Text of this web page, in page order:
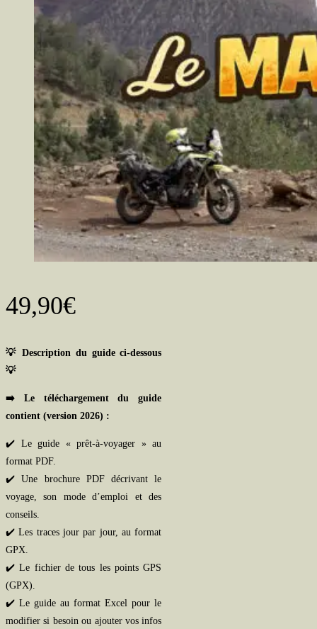
49,90€
💡 Description du guide ci-dessous
💡
➡️ Le téléchargement du guide
contient (version 2026) :
✔️ Le guide « prêt-à-voyager » au
format PDF.
✔️ Une brochure PDF décrivant le
voyage, son mode d’emploi et des
conseils.
✔️ Les traces jour par jour, au format
GPX.
✔️ Le fichier de tous les points GPS
(GPX).
✔️ Le guide au format Excel pour le
modifier si besoin ou ajouter vos infos